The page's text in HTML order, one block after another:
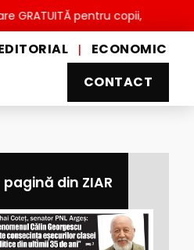
pentru copii, elevi și studenți,
|
ECONOMIC
CONTACT
din ZIAR